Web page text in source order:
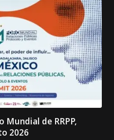
Mundial de RRPP,
2026